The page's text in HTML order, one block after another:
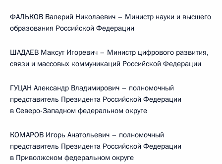
ФАЛЬКОВ Валерий Николаевич – Министр науки и высшего
образования Российской Федерации
ШАДАЕВ Максут Игоревич – Министр цифрового развития,
связи и массовых коммуникаций Российской Федерации
ГУЦАН Александр Владимирович – полномочный
представитель Президента Российской Федерации
в Северо-Западном федеральном округе
КОМАРОВ Игорь Анатольевич – полномочный
представитель Президента Российской Федерации
в Приволжском федеральном округе